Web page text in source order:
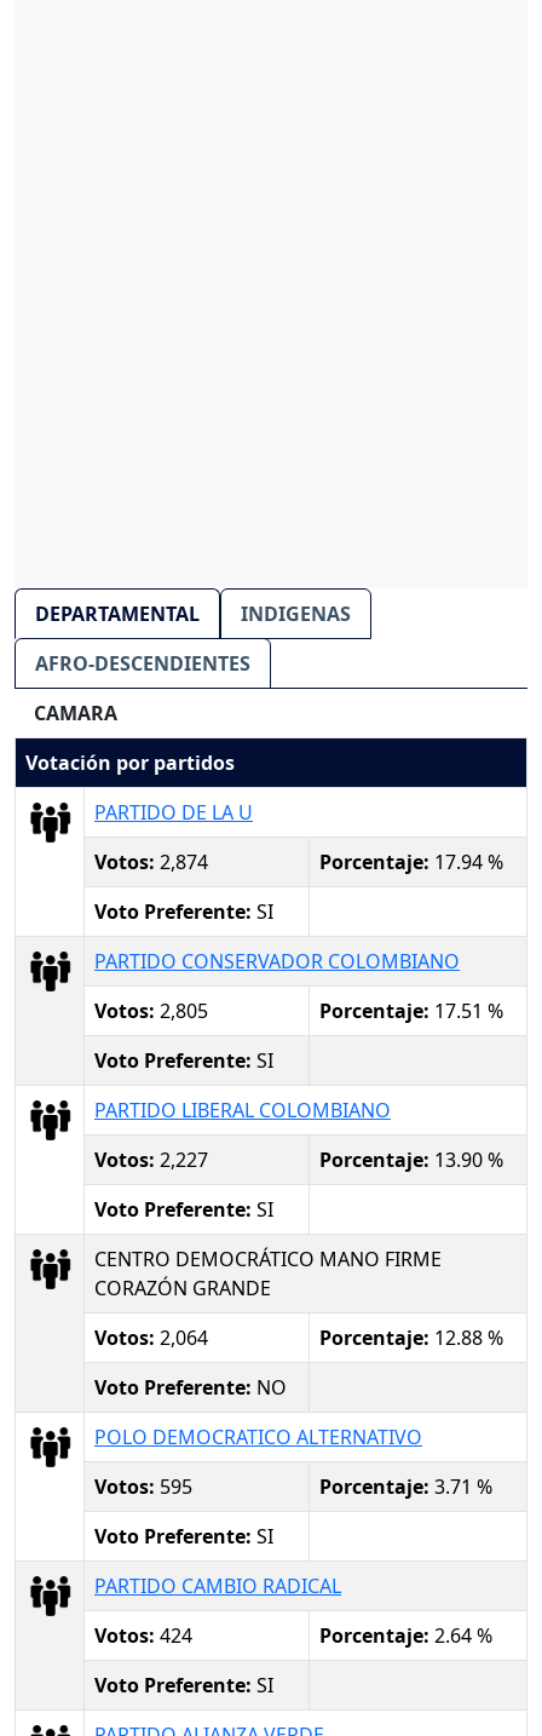
DEPARTAMENTAL
INDIGENAS
AFRO-DESCENDIENTES
CAMARA
Votación por partidos
PARTIDO DE LA U
Votos: 2,874 Porcentaje: 17.94 %
Voto Preferente: SI
PARTIDO CONSERVADOR COLOMBIANO
Votos: 2,805 Porcentaje: 17.51 %
Voto Preferente: SI
PARTIDO LIBERAL COLOMBIANO
Votos: 2,227 Porcentaje: 13.90 %
Voto Preferente: SI
CENTRO DEMOCRÁTICO MANO FIRME
CORAZÓN GRANDE
Votos: 2,064 Porcentaje: 12.88 %
Voto Preferente: NO
POLO DEMOCRATICO ALTERNATIVO
Votos: 595 Porcentaje: 3.71 %
Voto Preferente: SI
PARTIDO CAMBIO RADICAL
Votos: 424 Porcentaje: 2.64 %
Voto Preferente: SI